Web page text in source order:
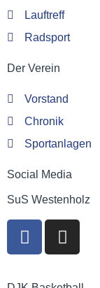
Lauftreff
Radsport
Der Verein
Vorstand
Chronik
Sportanlagen
Social Media
SuS Westenholz